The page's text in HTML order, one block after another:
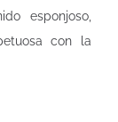
esponjoso,
con la